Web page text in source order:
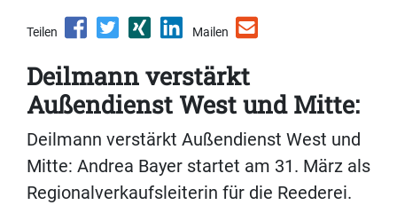
Teilen Mailen
Deilmann verstärkt
Außendienst West und Mitte:
Deilmann verstärkt Außendienst West und
Mitte: Andrea Bayer startet am 31. März als
Regionalverkaufsleiterin für die Reederei.